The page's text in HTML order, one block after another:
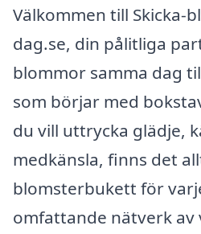
Välkommen till Skicka-
dag.se, din pålitliga
blommor samma dag
som börjar med
du vill uttrycka glädje,
medkänsla, finns det
blomsterbukett för
omfattande nätverk av